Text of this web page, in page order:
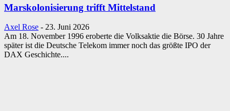
Marskolonisierung trifft Mittelstand
Axel Rose - 23. Juni 2026
Am 18. November 1996 eroberte die Volksaktie die Börse. 30 Jahre
später ist die Deutsche Telekom immer noch das größte IPO der
DAX Geschichte....